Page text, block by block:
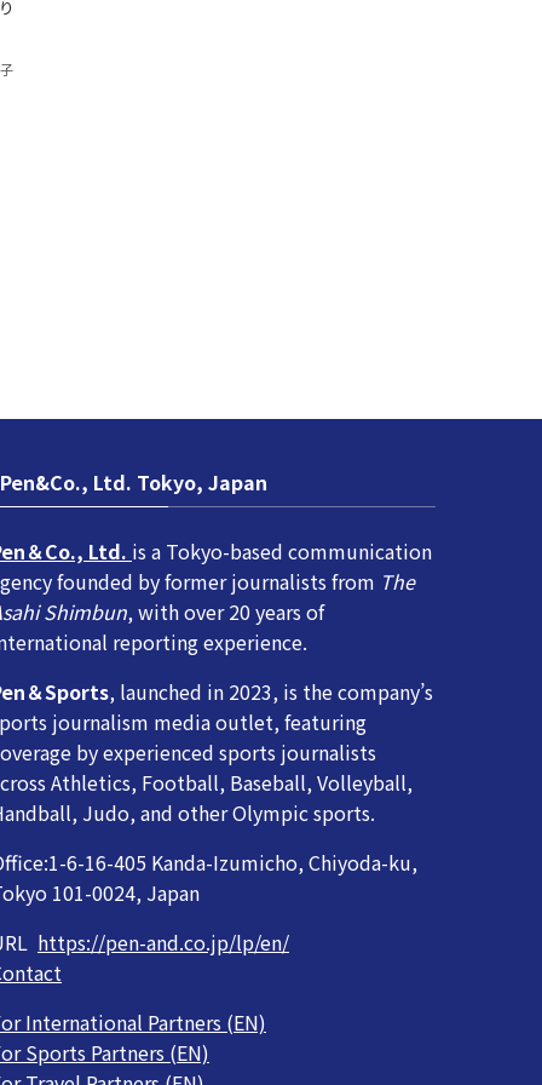
Pen&Co., Ltd. Tokyo, Japan
＆Co., Ltd. is a Tokyo-based communication
founded by former journalists from The
Shimbun, with over 20 years of
reporting experience.
＆Sports, launched in 2023, is the company’s
journalism media outlet, featuring
by experienced sports journalists
Athletics, Football, Baseball, Volleyball,
Judo, and other Olympic sports.
6-16-405 Kanda-Izumicho, Chiyoda-ku,
101-0024, Japan
https://pen-and.co.jp/lp/en/
International Partners (EN)
Sports Partners (EN)